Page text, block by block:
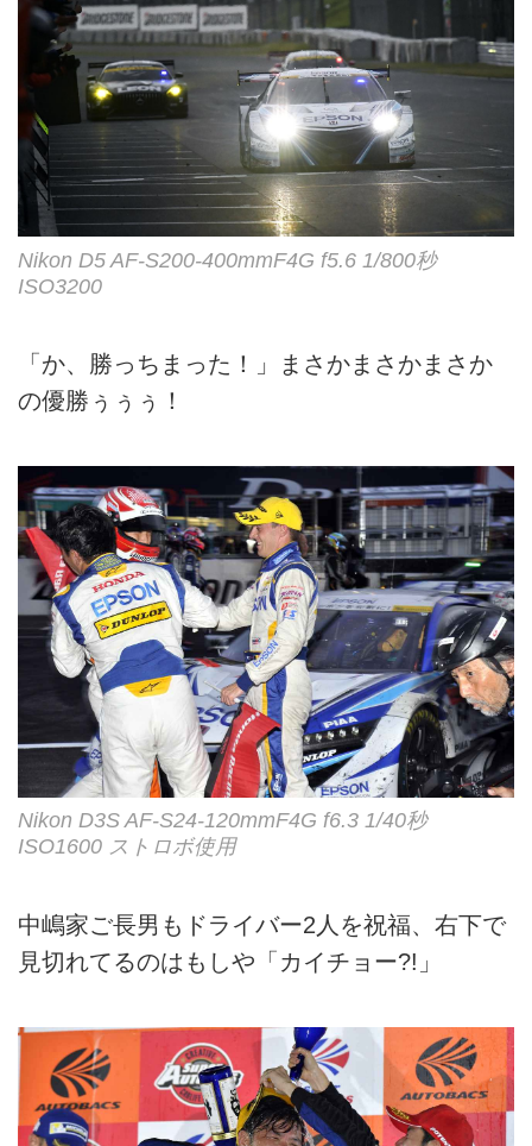
Nikon D5 AF-S200-400mmF4G f5.6 1/800秒
ISO3200
「か、勝っちまった！」まさかまさかまさか
の優勝ぅぅぅ！
Nikon D3S AF-S24-120mmF4G f6.3 1/40秒
ISO1600 ストロボ使用
中嶋家ご長男もドライバー2人を祝福、右下で
見切れてるのはもしや「カイチョー?!」